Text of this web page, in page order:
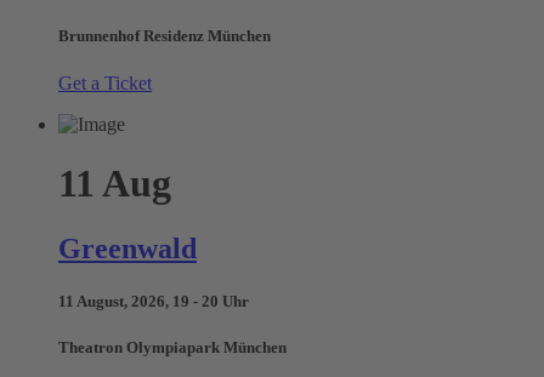
Brunnenhof Residenz München
Get a Ticket
11 Aug
Greenwald
11 August, 2026, 19 - 20 Uhr
Theatron Olympiapark München